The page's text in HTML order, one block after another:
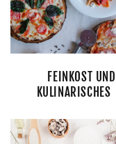
FEINKOST UND
KULINARISCHES